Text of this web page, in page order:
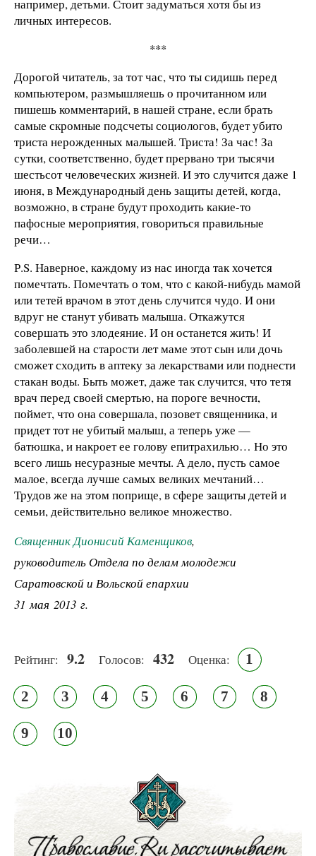
например, детьми. Стоит задуматься хотя бы из
личных интересов.
***
Дорогой читатель, за тот час, что ты сидишь перед
компьютером, размышляешь о прочитанном или
пишешь комментарий, в нашей стране, если брать
самые скромные подсчеты социологов, будет убито
триста нерожденных малышей. Триста! За час! За
сутки, соответственно, будет прервано три тысячи
шестьсот человеческих жизней. И это случится даже 1
июня, в Международный день защиты детей, когда,
возможно, в стране будут проходить какие-то
пафосные мероприятия, говориться правильные
речи…
Р.S. Наверное, каждому из нас иногда так хочется
помечтать. Помечтать о том, что с какой-нибудь мамой
или тетей врачом в этот день случится чудо. И они
вдруг не станут убивать малыша. Откажутся
совершать это злодеяние. И он останется жить! И
заболевшей на старости лет маме этот сын или дочь
сможет сходить в аптеку за лекарствами или поднести
стакан воды. Быть может, даже так случится, что тетя
врач перед своей смертью, на пороге вечности,
поймет, что она совершала, позовет священника, и
придет тот не убитый малыш, а теперь уже —
батюшка, и накроет ее голову епитрахилью… Но это
всего лишь несуразные мечты. А дело, пусть самое
малое, всегда лучше самых великих мечтаний…
Трудов же на этом поприще, в сфере защиты детей и
семьи, действительно великое множество.
Священник Дионисий Каменщиков,
руководитель Отдела по делам молодежи
Саратовской и Вольской епархии
31 мая 2013 г.
Рейтинг: 9.2 Голосов: 432 Оценка: 1
2 3 4 5 6 7 8
9 10